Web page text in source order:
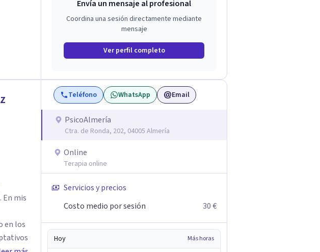
Envía un mensaje al profesional
Coordina una sesión directamente mediante
mensaje
Ver perfil completo
en los
Teléfono WhatsApp Email
PsicoAlmería
Ctra. de Ronda, 202, 04005 Almería
Online
Terapia online
Servicios y precios
Costo medio por sesión
30 €
Hoy Más horas